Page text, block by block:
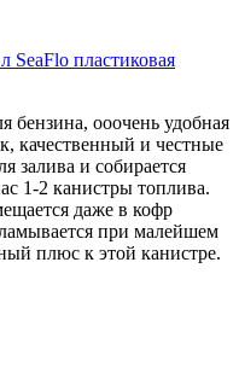
SeaFlo пластиковая
бензина, ооочень удобная
качественный и честные
залива и собирается
1-2 канистры топлива.
даже в кофр
при малейшем
плюс к этой канистре.